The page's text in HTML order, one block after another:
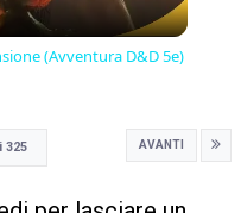
(Avventura D&D 5e)
AVANTI
325